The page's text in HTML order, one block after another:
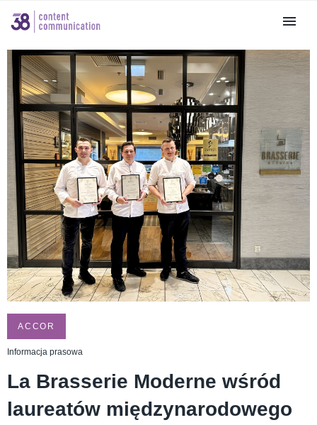
ACCOR
Informacja prasowa
La Brasserie Moderne wśród
laureatów międzynarodowego